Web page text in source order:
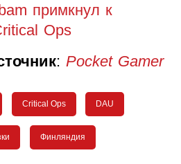
примкнул к
Ops
: Pocket Gamer
Critical Ops DAU
Финляндия